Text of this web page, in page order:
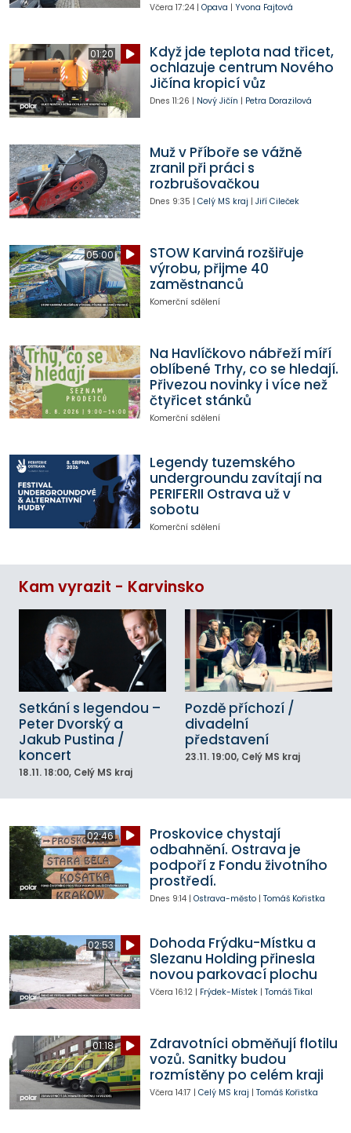
Včera 17:24| Opava | Yvona Fajtová
01:20
Když jde teplota nad třicet,
ochlazuje centrum Nového
Jičína kropicí vůz
Dnes 11:26 | Nový Jičín | Petra Dorazilová
Muž v Příboře se vážně
zranil při práci s
rozbrušovačkou
Dnes 9:35 | Celý MS kraj | Jiří Cileček
05:00
STOW Karviná rozšiřuje
výrobu, přijme 40
zaměstnanců
Komerční sdělení
Na Havlíčkovo nábřeží míří
oblíbené Trhy, co se hledají.
Přivezou novinky i více než
čtyřicet stánků
Komerční sdělení
Legendy tuzemského
undergroundu zavítají na
PERIFERII Ostrava už v
sobotu
Komerční sdělení
Kam vyrazit - Karvinsko
Setkání s legendou –
Peter Dvorský a
Jakub Pustina /
koncert
18.11. 18:00, Celý MS kraj
Pozdě příchozí /
divadelní
představení
23.11. 19:00, Celý MS kraj
02:46
Proskovice chystají
odbahnění. Ostrava je
podpoří z Fondu životního
prostředí.
Dnes 9:14| Ostrava-město| Tomáš Kořistka
02:53
Dohoda Frýdku-Místku a
Slezanu Holding přinesla
novou parkovací plochu
Včera 16:12| Frýdek-Místek| Tomáš Tikal
01:18
Zdravotníci obměňují flotilu
vozů. Sanitky budou
rozmístěny po celém kraji
Včera 14:17 | Celý MS kraj | Tomáš Kořistka